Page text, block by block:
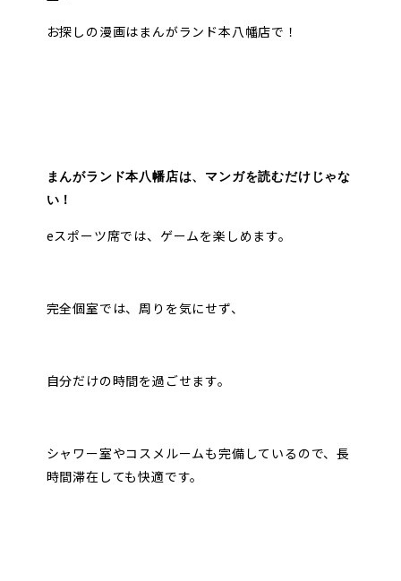
お探しの漫画はまんがランド本八幡店で！
まんがランド本八幡店は、マンガを読むだけじゃな
い！
eスポーツ席では、ゲームを楽しめます。
完全個室では、周りを気にせず、
自分だけの時間を過ごせます。
シャワー室やコスメルームも完備しているので、長
時間滞在しても快適です。